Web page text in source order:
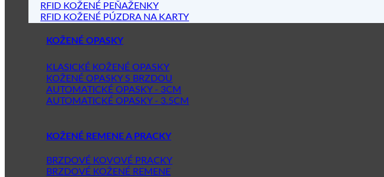
RFID KOŽENÉ PEŇAŽENKY
RFID KOŽENÉ PÚZDRA NA KARTY
KOŽENÉ OPASKY
KLASICKÉ KOŽENÉ OPASKY
KOŽENÉ OPASKY S BRZDOU
AUTOMATICKÉ OPASKY - 3CM
AUTOMATICKÉ OPASKY - 3.5CM
KOŽENÉ REMENE A PRACKY
BRZDOVÉ KOVOVÉ PRACKY
BRZDOVÉ KOŽENÉ REMENE